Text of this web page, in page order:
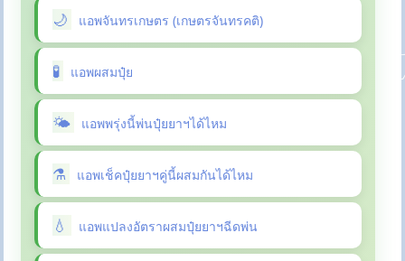
แอพจันทรเกษตร (เกษตรจันทรคติ)
แอพผสมปุ๋ย
แอพพรุ่งนี้พ่นปุ๋ยยาฯได้ไหม
แอพเช็คปุ๋ยยาฯคู่นี้ผสมกันได้ไหม
แอพแปลงอัตราผสมปุ๋ยยาฯฉีดพ่น